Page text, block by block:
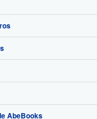
de afiliados
y guías
AbeBooks